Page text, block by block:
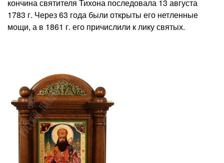
кончина святителя Тихона последовала 13 августа
1783 г. Через 63 года были открыты его нетленные
мощи, а в 1861 г. его причислили к лику святых.